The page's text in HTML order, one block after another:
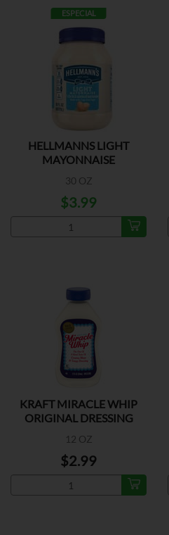
ESPECIAL
HELLMANNS LIGHT
MAYONNAISE
30 OZ
$3.99
KRAFT MIRACLE WHIP
ORIGINAL DRESSING
12 OZ
$2.99